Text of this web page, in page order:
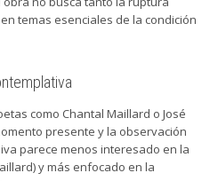
temas esenciales de la condición
como Chantal Maillard o José
presente y la observación
parece menos interesado en la
y más enfocado en la